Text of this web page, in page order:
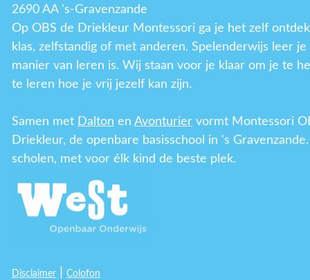
2690 AA 's-Gravenzande
Op OBS de Driekleur Montessori ga je het zelf
klas, zelfstandig of met anderen. Spelenderwijs leer
manier van leren is. Wij staan voor je klaar om je te
te leren hoe je vrij jezelf kan zijn.
Samen met Dalton en Avonturiervormt Montessori
Driekleur, de openbare basisschool in 's
scholen, met voor élk kind de beste plek.
Disclaimer| Colofon